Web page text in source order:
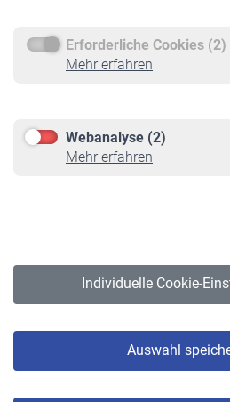
Erforderliche Cookies (2)
Mehr erfahren
Webanalyse (2)
Mehr erfahren
Individuelle Cookie-
Auswahl
Service
Informationen
Online-Rechner
VBLnewsletter
Erklärung zur Barrierefreiheit